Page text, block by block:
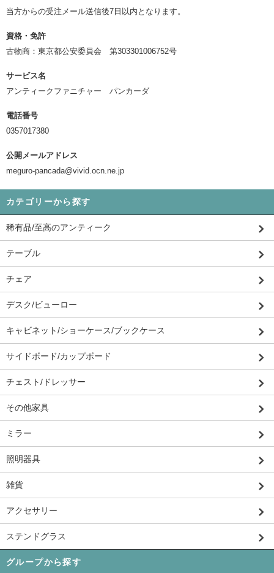
当方からの受注メール送信後7日以内となります。
資格・免許
古物商：東京都公安委員会 第303301006752号
サービス名
アンティークファニチャー パンカーダ
電話番号
0357017380
公開メールアドレス
meguro-pancada@vivid.ocn.ne.jp
カテゴリーから探す
稀有品/至高のアンティーク
テーブル
チェア
デスク/ビューロー
キャビネット/ショーケース/ブックケース
サイドボード/カップボード
チェスト/ドレッサー
その他家具
ミラー
照明器具
雑貨
アクセサリー
ステンドグラス
グループから探す